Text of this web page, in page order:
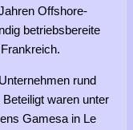
Offshore-
betriebsbereite
rund
waren unter
Gamesa in Le